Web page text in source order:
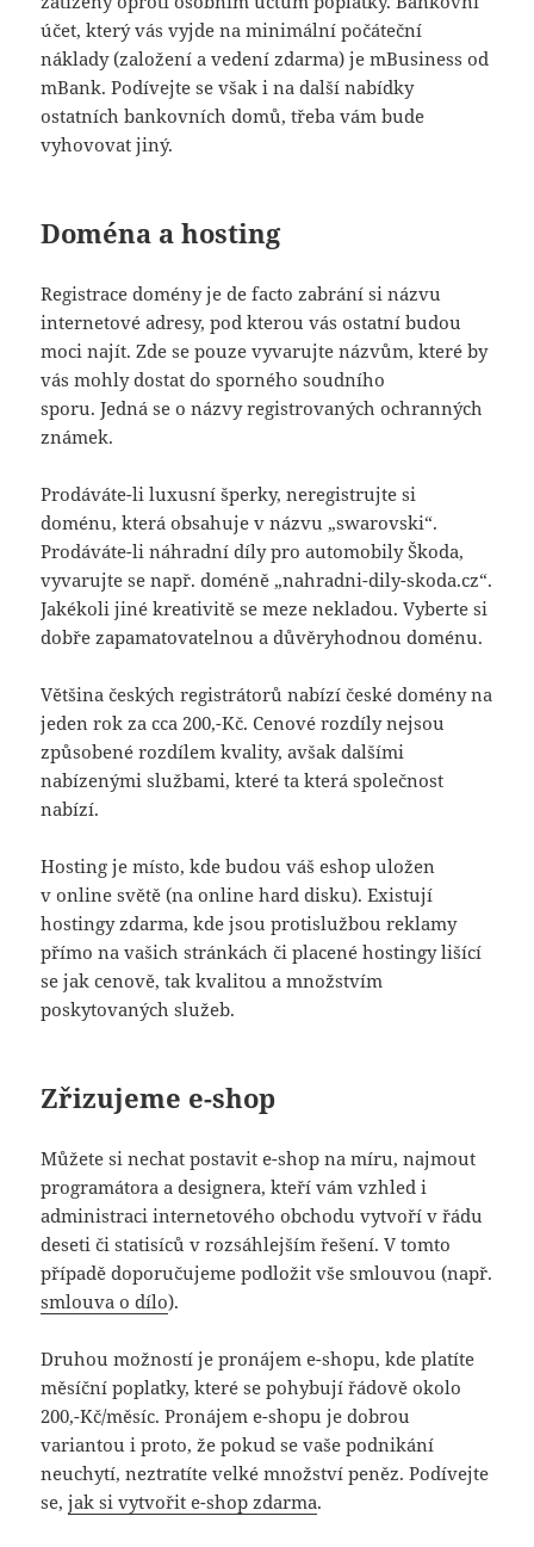
účet, který vás vyjde na minimální počáteční
náklady (založení a vedení zdarma) je mBusiness od
mBank. Podívejte se však i na další nabídky
ostatních bankovních domů, třeba vám bude
vyhovovat jiný.
Doména a hosting
Registrace domény je de facto zabrání si názvu
internetové adresy, pod kterou vás ostatní budou
moci najít. Zde se pouze vyvarujte názvům, které by
vás mohly dostat do sporného soudního
sporu. Jedná se o názvy registrovaných ochranných
známek.
Prodáváte-li luxusní šperky, neregistrujte si
doménu, která obsahuje v názvu „swarovski“.
Prodáváte-li náhradní díly pro automobily Škoda,
vyvarujte se např. doméně „nahradni-dily-skoda.cz“.
Jakékoli jiné kreativitě se meze nekladou. Vyberte si
dobře zapamatovatelnou a důvěryhodnou doménu.
Většina českých registrátorů nabízí české domény na
jeden rok za cca 200,-Kč. Cenové rozdíly nejsou
způsobené rozdílem kvality, avšak dalšími
nabízenými službami, které ta která společnost
nabízí.
Hosting je místo, kde budou váš eshop uložen
v online světě (na online hard disku). Existují
hostingy zdarma, kde jsou protislužbou reklamy
přímo na vašich stránkách či placené hostingy lišící
se jak cenově, tak kvalitou a množstvím
poskytovaných služeb.
Zřizujeme e-shop
Můžete si nechat postavit e-shop na míru, najmout
programátora a designera, kteří vám vzhled i
administraci internetového obchodu vytvoří v řádu
deseti či statisíců v rozsáhlejším řešení. V tomto
případě doporučujeme podložit vše smlouvou (např.
smlouva o dílo).
Druhou možností je pronájem e-shopu, kde platíte
měsíční poplatky, které se pohybují řádově okolo
200,-Kč/měsíc. Pronájem e-shopu je dobrou
variantou i proto, že pokud se vaše podnikání
neuchytí, neztratíte velké množství peněz. Podívejte
se,jak si vytvořit e-shop zdarma.